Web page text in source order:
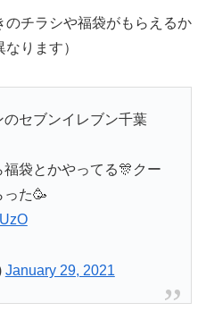
のチラシや福袋がもらえるか
ります）
セブンイレブン千葉
袋とかやってる🎊クー
った🥳
January 29, 2021